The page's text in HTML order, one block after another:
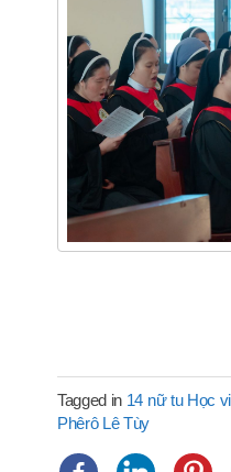
Tagged in 14 nữ tu Học
Phêrô Lê Tùy